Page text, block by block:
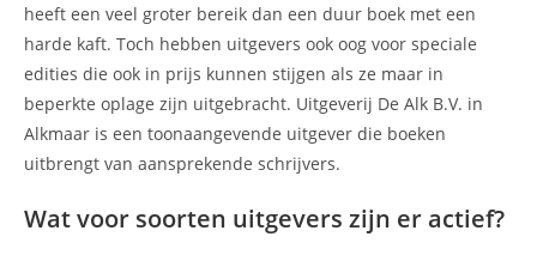
heeft een veel groter bereik dan een duur boek met een
harde kaft. Toch hebben uitgevers ook oog voor speciale
edities die ook in prijs kunnen stijgen als ze maar in
beperkte oplage zijn uitgebracht. Uitgeverij De Alk B.V. in
Alkmaar is een toonaangevende uitgever die boeken
uitbrengt van aansprekende schrijvers.
Wat voor soorten uitgevers zijn er actief?